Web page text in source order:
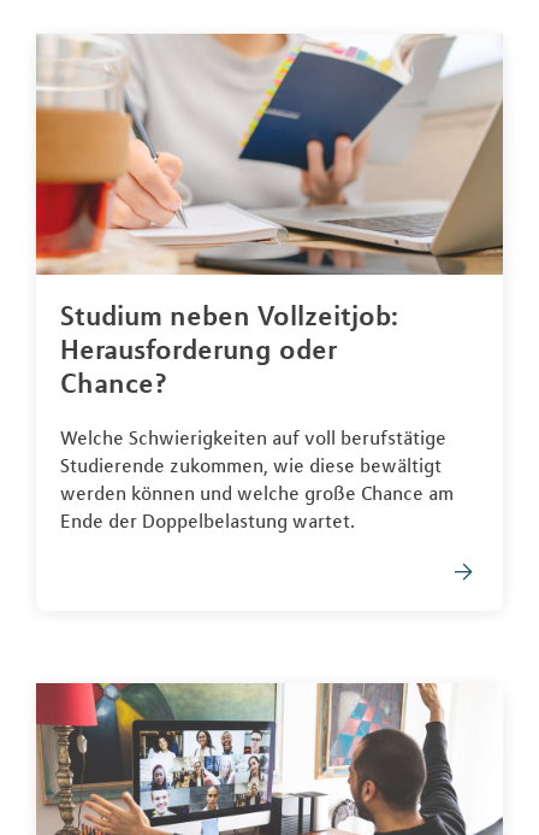
Studium neben Vollzeitjob:
Herausforderung oder
Chance?
Welche Schwierigkeiten auf voll berufstätige
Studierende zukommen, wie diese bewältigt
werden können und welche große Chance am
Ende der Doppelbelastung wartet.